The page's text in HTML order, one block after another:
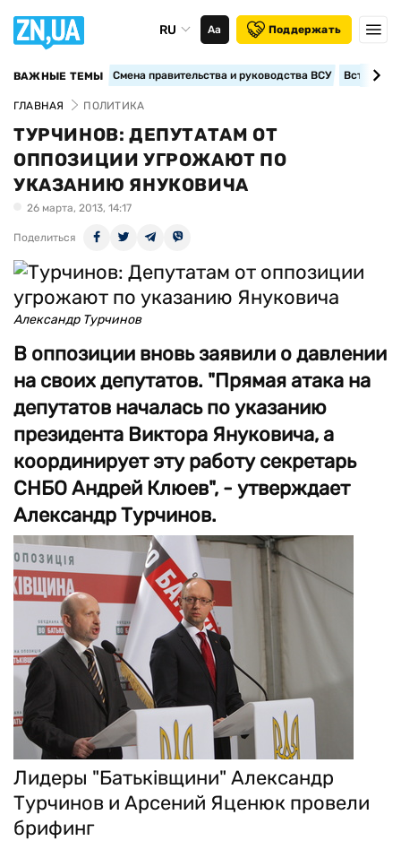
RU Аа Поддержать
ВАЖНЫЕ ТЕМЫ Смена правительства и руководства ВСУ
ГЛАВНАЯ ПОЛИТИКА
ТУРЧИНОВ: ДЕПУТАТАМ ОТ
ОППОЗИЦИИ УГРОЖАЮТ ПО
УКАЗАНИЮ ЯНУКОВИЧА
26 марта, 2013, 14:17
Поделиться
Александр Турчинов
В оппозиции вновь заявили о давлении
на своих депутатов. "Прямая атака на
депутатов началась по указанию
президента Виктора Януковича, а
координирует эту работу секретарь
СНБО Андрей Клюев", - утверждает
Александр Турчинов.
Лидеры "Батьківщини" Александр
Турчинов и Арсений Яценюк провели
брифинг